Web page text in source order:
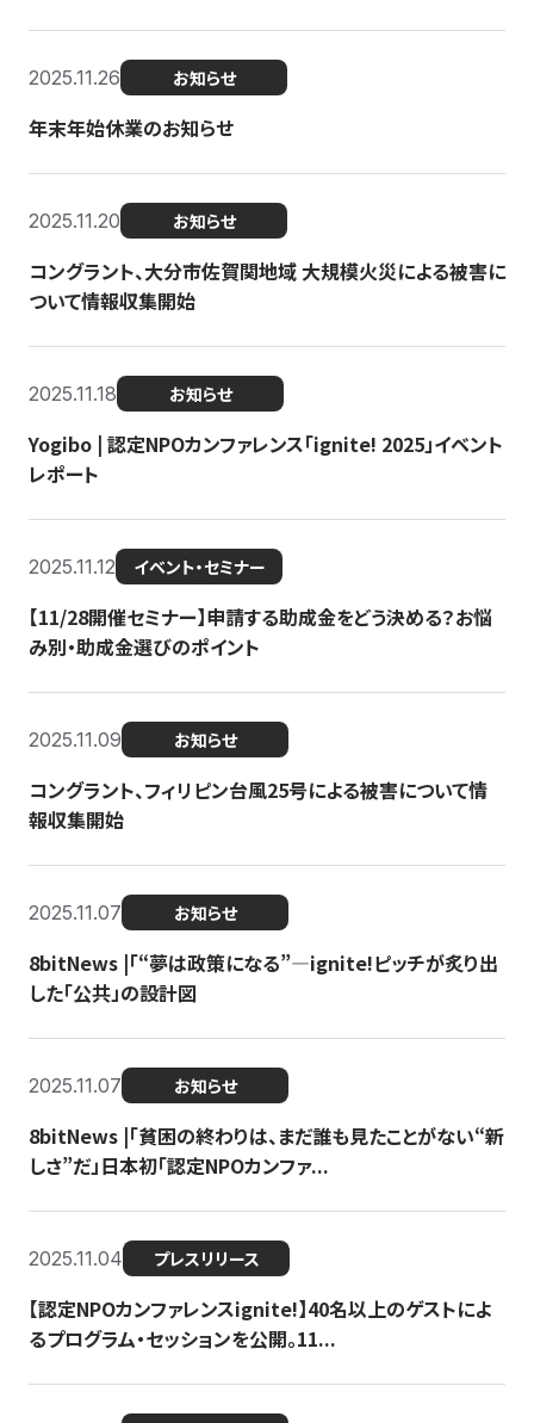
2025.11.26 お知らせ
年末年始休業のお知らせ
2025.11.20 お知らせ
コングラント、大分市佐賀関地域 大規模火災による被害に
ついて情報収集開始
2025.11.18 お知らせ
Yogibo | 認定NPOカンファレンス「ignite! 2025」イベント
レポート
2025.11.12 イベント・セミナー
【11/28開催セミナー】申請する助成金をどう決める？お悩
み別・助成金選びのポイント
2025.11.09 お知らせ
コングラント、フィリピン台風25号による被害について情
報収集開始
2025.11.07 お知らせ
8bitNews |「“夢は政策になる”—ignite!ピッチが炙り出
した「公共」の設計図
2025.11.07 お知らせ
8bitNews |「貧困の終わりは、まだ誰も見たことがない“新
しさ”だ」日本初「認定NPOカンファ...
2025.11.04 プレスリリース
【認定NPOカンファレンスignite!】40名以上のゲストによ
るプログラム・セッションを公開。11...